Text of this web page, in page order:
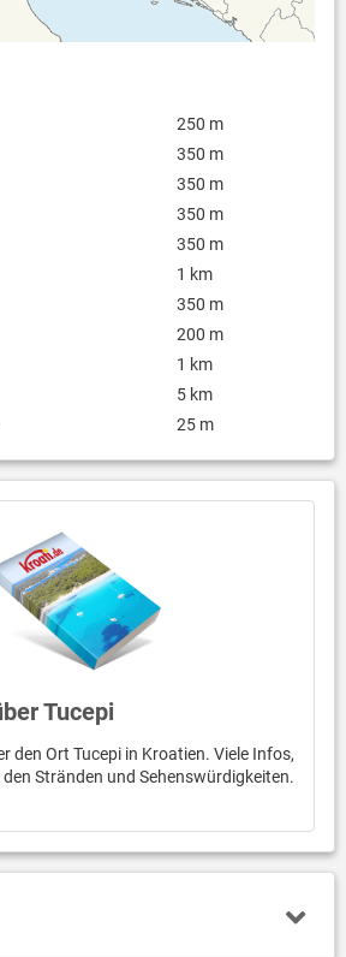
250 m
350 m
350 m
350 m
350 m
1 km
350 m
200 m
1 km
5 km
25 m
Tucepi
den Ort Tucepi in Kroatien. Viele Infos,
Stränden und Sehenswürdigkeiten.